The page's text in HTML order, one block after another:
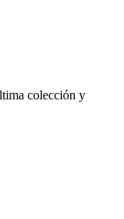
colección y